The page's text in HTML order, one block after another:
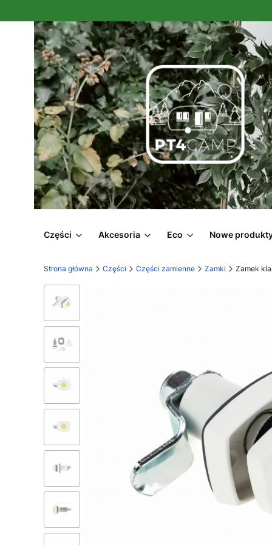
Części Akcesoria Eco Nowe
Strona główna Części Części zamienne Zamki Zamek